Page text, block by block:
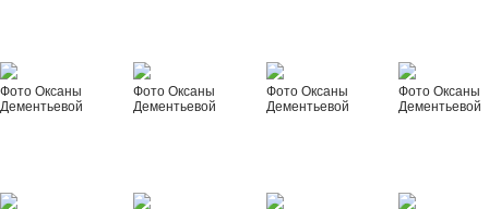
Фото Оксаны
Дементьевой
Фото Оксаны
Дементьевой
Фото Оксаны
Дементьевой
Фото Оксаны
Дементьевой